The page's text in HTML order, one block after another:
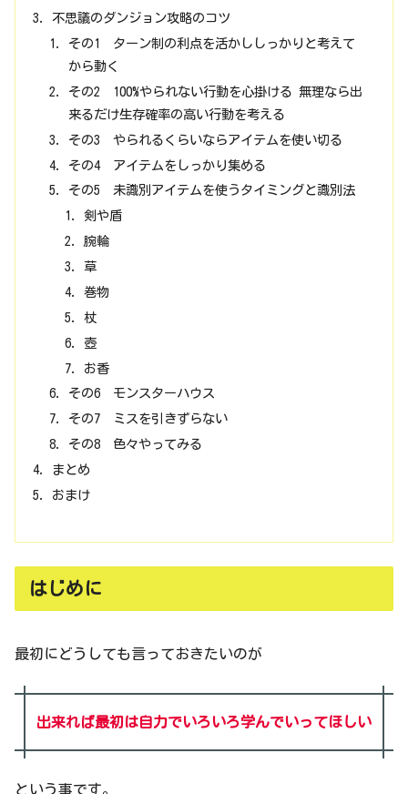
不思議のダンジョン攻略のコツ
その1 ターン制の利点を活かししっかりと考えて
から動く
その2 100%やられない行動を心掛ける 無理なら出
来るだけ生存確率の高い行動を考える
その3 やられるくらいならアイテムを使い切る
その4 アイテムをしっかり集める
その5 未識別アイテムを使うタイミングと識別法
剣や盾
腕輪
草
巻物
杖
壺
お香
その6 モンスターハウス
その7 ミスを引きずらない
その8 色々やってみる
まとめ
おまけ
はじめに
最初にどうしても言っておきたいのが
出来れば最初は自力でいろいろ学んでいってほしい
という事です。